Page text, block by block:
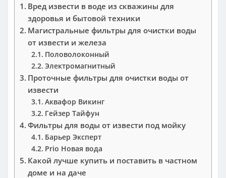
Вред извести в воде из скважины для
здоровья и бытовой техники
Магистральные фильтры для очистки воды
от извести и железа
Половолоконный
Электромагнитный
Проточные фильтры для очистки воды от
извести
Аквафор Викинг
Гейзер Тайфун
Фильтры для воды от извести под мойку
Барьер Эксперт
Prio Новая вода
Какой лучше купить и поставить в частном
доме и на даче